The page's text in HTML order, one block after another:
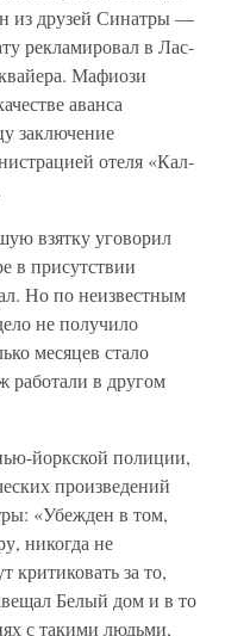
из друзей Синатры —
рекламировал в Лас-
Мафиози
аванса
заключение
отеля «Кал-
взятку уговорил
в присутствии
Но по неизвестным
не получило
месяцев стало
работали в другом
йоркской полиции,
произведений
«Убежден в том,
никогда не
критиковать за то,
Белый дом и в то
с такими людьми,